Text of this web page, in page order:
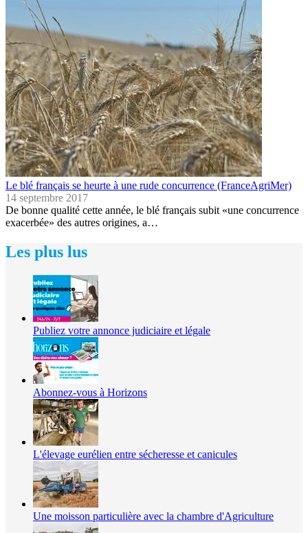
Le blé français se heurte à une rude concurrence (FranceAgriMer)
14 septembre 2017
De bonne qualité cette année, le blé français subit «une concurrence
exacerbée» des autres origines, a…
Les plus lus
Publiez votre annonce judiciaire et légale
Abonnez-vous à Horizons
L'élevage eurélien entre sécheresse et canicules
Une moisson particulière avec la chambre d'Agriculture